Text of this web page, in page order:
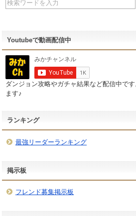
Youtubeで動画配信中
ダンジョン攻略やガチャ結果など配信中で
ます♪
ランキング
最強リーダーランキング
掲示板
フレンド募集掲示板